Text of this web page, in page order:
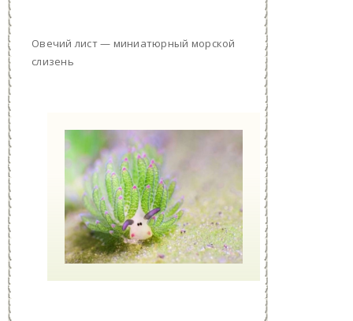
Овечий лист — миниатюрный морской
слизень